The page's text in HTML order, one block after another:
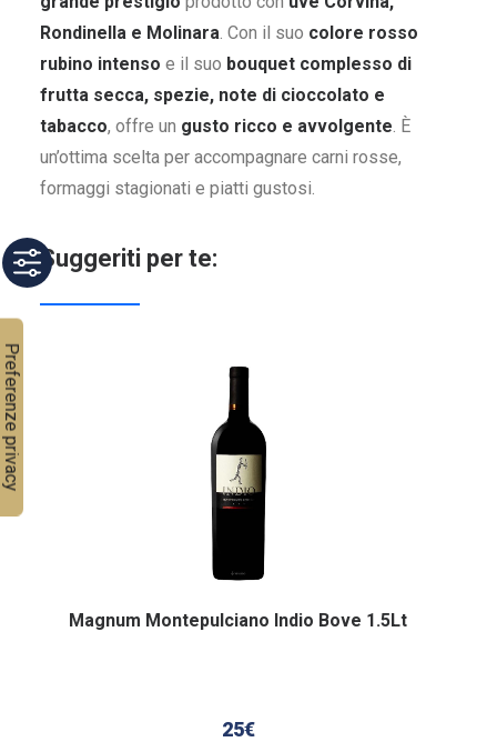
Rondinella e Molinara. Con il suo colore rosso
rubino intenso e il suo bouquet complesso di
frutta secca, spezie, note di cioccolato e
tabacco, offre un gusto ricco e avvolgente. È
un’ottima scelta per accompagnare carni rosse,
formaggi stagionati e piatti gustosi.
Suggeriti per te:
Magnum Montepulciano Indio Bove 1.5Lt
25€